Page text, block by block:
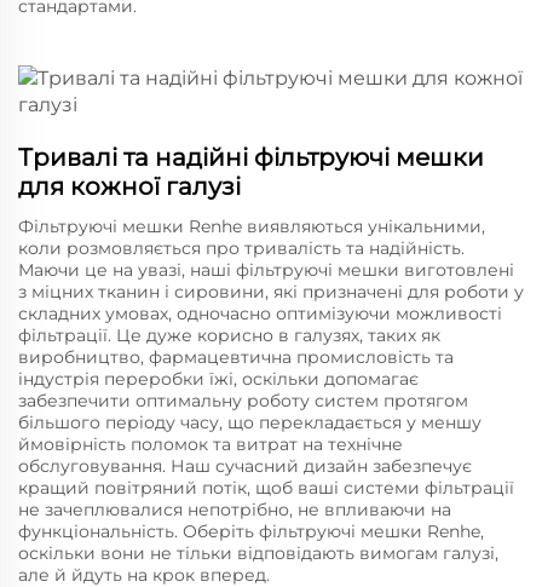
стандартами.
Тривалі та надійні фільтруючі мешки
для кожної галузі
Фільтруючі мешки Renhe виявляються унікальними,
коли розмовляється про тривалість та надійність.
Маючи це на увазі, наші фільтруючі мешки виготовлені
з міцних тканин і сировини, які призначені для роботи у
складних умовах, одночасно оптимізуючи можливості
фільтрації. Це дуже корисно в галузях, таких як
виробництво, фармацевтична промисловість та
індустрія переробки їжі, оскільки допомагає
забезпечити оптимальну роботу систем протягом
більшого періоду часу, що перекладається у меншу
ймовірність поломок та витрат на технічне
обслуговування. Наш сучасний дизайн забезпечує
кращий повітряний потік, щоб ваші системи фільтрації
не зачеплювалися непотрібно, не впливаючи на
функціональність. Оберіть фільтруючі мешки Renhe,
оскільки вони не тільки відповідають вимогам галузі,
але й йдуть на крок вперед.